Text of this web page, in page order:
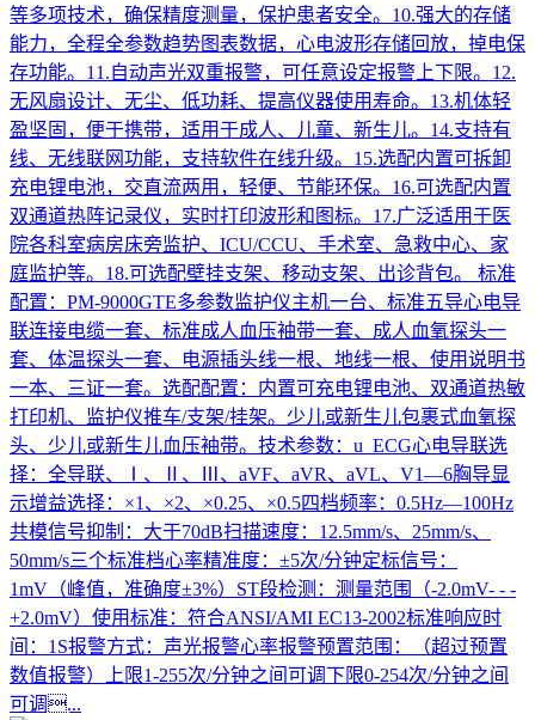
等多项技术，确保精度测量，保护患者安全。10.强大的存储
能力，全程全参数趋势图表数据，心电波形存储回放，掉电保
存功能。11.自动声光双重报警，可任意设定报警上下限。12.
无风扇设计、无尘、低功耗、提高仪器使用寿命。13.机体轻
盈坚固，便于携带，适用于成人、儿童、新生儿。14.支持有
线、无线联网功能，支持软件在线升级。15.选配内置可拆卸
充电锂电池，交直流两用，轻便、节能环保。16.可选配内置
双通道热阵记录仪，实时打印波形和图标。17.广泛适用于医
院各科室病房床旁监护、ICU/CCU、手术室、急救中心、家
庭监护等。18.可选配壁挂支架、移动支架、出诊背包。 标准
配置：PM-9000GTE多参数监护仪主机一台、标准五导心电导
联连接电缆一套、标准成人血压袖带一套、成人血氧探头一
套、体温探头一套、电源插头线一根、地线一根、使用说明书
一本、三证一套。选配配置：内置可充电锂电池、双通道热敏
打印机、监护仪推车/支架/挂架。少儿或新生儿包裹式血氧探
头、少儿或新生儿血压袖带。技术参数：u ECG心电导联选
择：全导联、Ⅰ、Ⅱ、Ⅲ、aVF、aVR、aVL、V1—6胸导显
示增益选择：×1、×2、×0.25、×0.5四档频率：0.5Hz—100Hz
共模信号抑制：大于70dB扫描速度：12.5mm/s、25mm/s、
50mm/s三个标准档心率精准度：±5次/分钟定标信号：
1mV（峰值，准确度±3%）ST段检测：测量范围（-2.0mV- - -
+2.0mV）使用标准：符合ANSI/AMI EC13-2002标准响应时
间：1S报警方式：声光报警心率报警预置范围：（超过预置
数值报警）上限1-255次/分钟之间可调下限0-254次/分钟之间
可调...